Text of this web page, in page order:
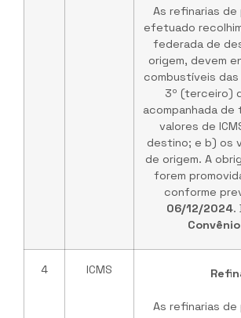
As refinarias
efetuado
federada de
origem, devem
combustíveis
3º (terceiro)
acompanhada de
valores de
destino; e b) os
de origem. A
forem
conforme
06/12/2024.
4 ICMS
As refinarias